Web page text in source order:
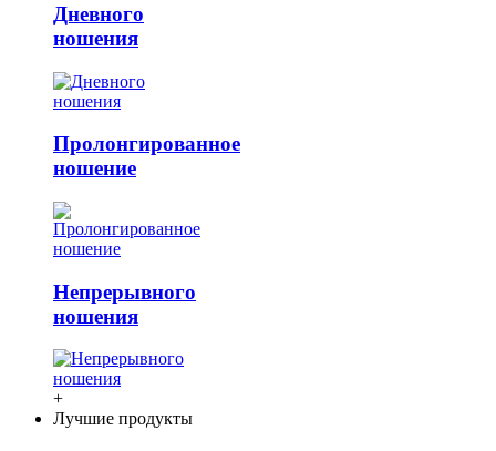
Дневного
ношения
Пролонгированное
ношение
Непрерывного
ношения
+
Лучшие продукты